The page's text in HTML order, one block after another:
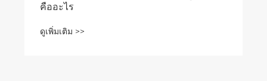
คืออะไร
ดูเพิ่มเติม >>